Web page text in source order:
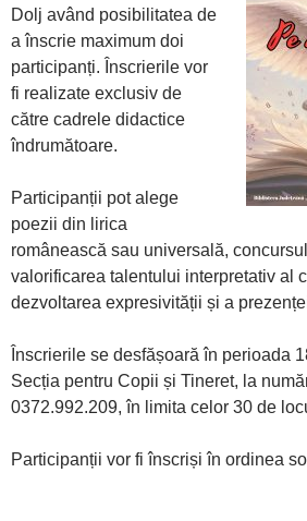
Dolj având posibilitatea de
a înscrie maximum doi
participanți. Înscrierile vor
fi realizate exclusiv de
către cadrele didactice
îndrumătoare.
Participanții pot alege
poezii din lirica
românească sau universală,
valorificarea talentului interpretativ al
dezvoltarea expresivității și a
Înscrierile se desfășoară în perioada
Secția pentru Copii și Tineret, la
0372.992.209, în limita celor 30 de
Participanții vor fi înscriși în ordinea